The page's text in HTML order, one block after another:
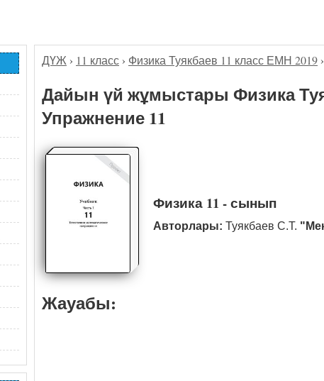
ДҮЖ › 11 класс › Физика Туякбаев 11 класс ЕМН 2019 ›
Дайын үй жұмыстары Физика
Упражнение 11
Физика 11 - сынып
Авторлары: Туякбаев С.Т.
Жауабы: